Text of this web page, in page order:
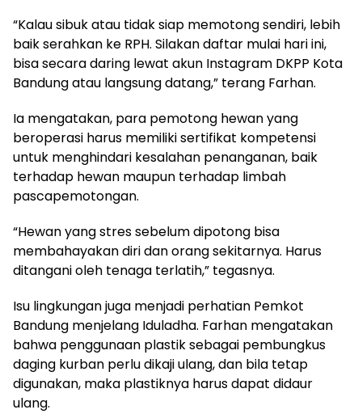
“Kalau sibuk atau tidak siap memotong sendiri, lebih
baik serahkan ke RPH. Silakan daftar mulai hari ini,
bisa secara daring lewat akun Instagram DKPP Kota
Bandung atau langsung datang,” terang Farhan.
Ia mengatakan, para pemotong hewan yang
beroperasi harus memiliki sertifikat kompetensi
untuk menghindari kesalahan penanganan, baik
terhadap hewan maupun terhadap limbah
pascapemotongan.
“Hewan yang stres sebelum dipotong bisa
membahayakan diri dan orang sekitarnya. Harus
ditangani oleh tenaga terlatih,” tegasnya.
Isu lingkungan juga menjadi perhatian Pemkot
Bandung menjelang Iduladha. Farhan mengatakan
bahwa penggunaan plastik sebagai pembungkus
daging kurban perlu dikaji ulang, dan bila tetap
digunakan, maka plastiknya harus dapat didaur
ulang.